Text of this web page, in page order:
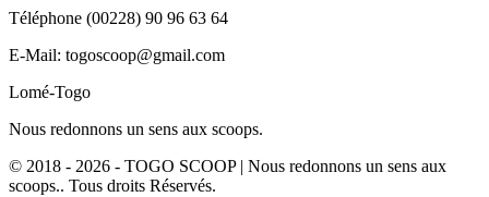
Téléphone (00228) 90 96 63 64
E-Mail: togoscoop@gmail.com
Lomé-Togo
Nous redonnons un sens aux scoops.
© 2018 - 2026 - TOGO SCOOP | Nous redonnons un sens aux
scoops.. Tous droits Réservés.